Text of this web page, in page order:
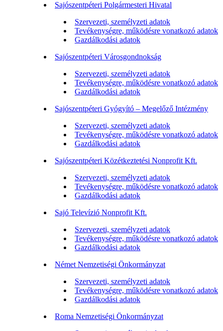
Sajószentpéteri Polgármesteri Hivatal
Szervezeti, személyzeti adatok
Tevékenységre, működésre vonatkozó adatok
Gazdálkodási adatok
Sajószentpéteri Városgondnokság
Szervezeti, személyzeti adatok
Tevékenységre, működésre vonatkozó adatok
Gazdálkodási adatok
Sajószentpéteri Gyógyító – Megelőző Intézmény
Szervezeti, személyzeti adatok
Tevékenységre, működésre vonatkozó adatok
Gazdálkodási adatok
Sajószentpéteri Közétkeztetési Nonprofit Kft.
Szervezeti, személyzeti adatok
Tevékenységre, működésre vonatkozó adatok
Gazdálkodási adatok
Sajó Televízió Nonprofit Kft.
Szervezeti, személyzeti adatok
Tevékenységre, működésre vonatkozó adatok
Gazdálkodási adatok
Német Nemzetiségi Önkormányzat
Szervezeti, személyzeti adatok
Tevékenységre, működésre vonatkozó adatok
Gazdálkodási adatok
Roma Nemzetiségi Önkormányzat